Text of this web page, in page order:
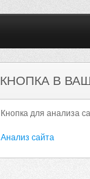
КНОПКА В
Кнопка для анализа
Анализ сайта